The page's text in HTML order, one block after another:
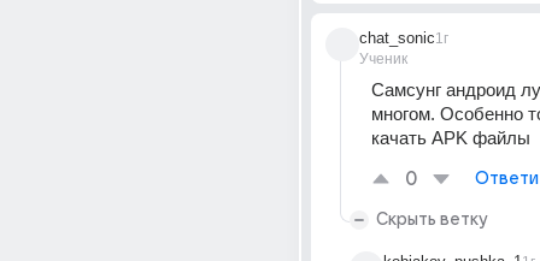
chat_sonic
Ученик
1г
Самсунг андроид
многом. Особенно
качать APK файлы
0
Скрыть ветку